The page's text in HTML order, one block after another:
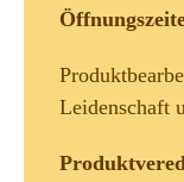
Leidenschaft